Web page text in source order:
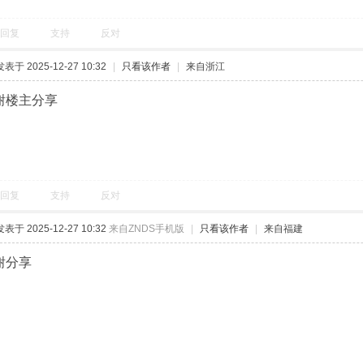
回复 支持 反对
表于 2025-12-27 10:32 只看该作者 来自浙江
楼主分享
回复 支持 反对
表于 2025-12-27 10:32 来自ZNDS手机版 只看该作者 来自福建
分享